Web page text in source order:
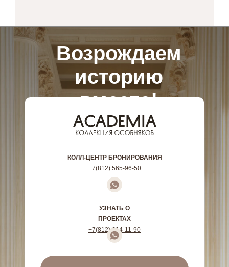
КОЛЛ-ЦЕНТР БРОНИРОВАНИЯ
+7(812) 565-96-50
УЗНАТЬ О
ПРОЕКТАХ
+7(812) 614-11-90
Возрождаем
историю
вместе!